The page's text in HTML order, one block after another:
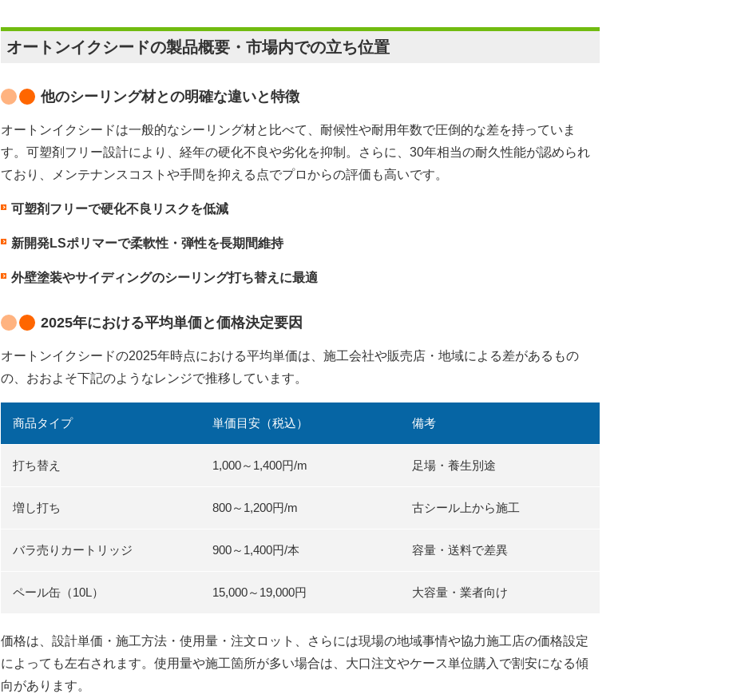
オートンイクシードの製品概要・市場内での立ち位置
他のシーリング材との明確な違いと特徴
オートンイクシードは一般的なシーリング材と比べて、耐候性や耐用年数で圧倒的な差を持っていま
す。可塑剤フリー設計により、経年の硬化不良や劣化を抑制。さらに、30年相当の耐久性能が認められ
ており、メンテナンスコストや手間を抑える点でプロからの評価も高いです。
可塑剤フリーで硬化不良リスクを低減
新開発LSポリマーで柔軟性・弾性を長期間維持
外壁塗装やサイディングのシーリング打ち替えに最適
2025年における平均単価と価格決定要因
オートンイクシードの2025年時点における平均単価は、施工会社や販売店・地域による差があるもの
の、おおよそ下記のようなレンジで推移しています。
商品タイプ 単価目安（税込） 備考
打ち替え 1,000～1,400円/m 足場・養生別途
増し打ち 800～1,200円/m 古シール上から施工
バラ売りカートリッジ 900～1,400円/本 容量・送料で差異
ペール缶（10L） 15,000～19,000円 大容量・業者向け
価格は、設計単価・施工方法・使用量・注文ロット、さらには現場の地域事情や協力施工店の価格設定
によっても左右されます。使用量や施工箇所が多い場合は、大口注文やケース単位購入で割安になる傾
向があります。